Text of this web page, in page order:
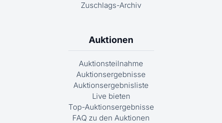
Zuschlags-Archiv
Auktionen
Auktionsteilnahme
Auktionsergebnisse
Auktionsergebnisliste
Live bieten
Top-Auktionsergebnisse
FAQ zu den Auktionen